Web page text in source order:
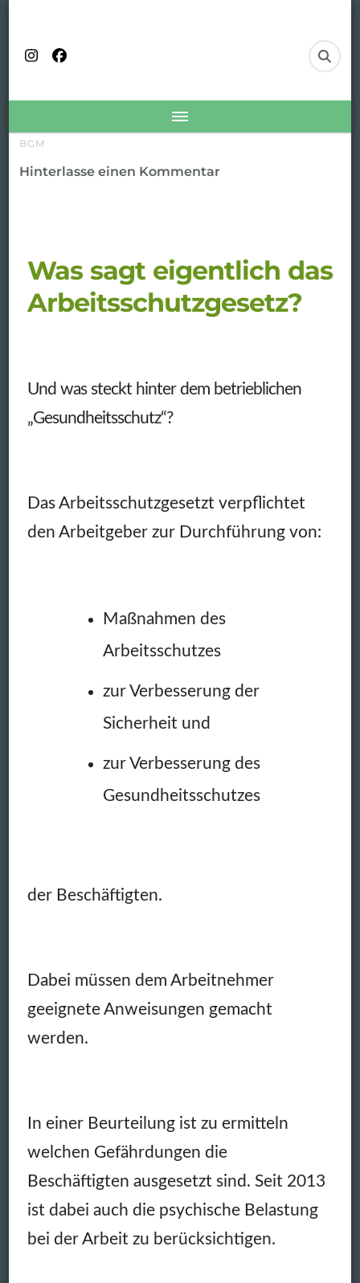
FITJO
BGM
Hinterlasse einen Kommentar
Was sagt eigentlich das
Arbeitsschutzgesetz?
Und was steckt hinter dem betrieblichen
„Gesundheitsschutz“?
Das Arbeitsschutzgesetzt verpflichtet
den Arbeitgeber zur Durchführung von:
Maßnahmen des
Arbeitsschutzes
zur Verbesserung der
Sicherheit und
zur Verbesserung des
Gesundheitsschutzes
der Beschäftigten.
Dabei müssen dem Arbeitnehmer
geeignete Anweisungen gemacht
werden.
In einer Beurteilung ist zu ermitteln
welchen Gefährdungen die
Beschäftigten ausgesetzt sind. Seit 2013
ist dabei auch die psychische Belastung
bei der Arbeit zu berücksichtigen.